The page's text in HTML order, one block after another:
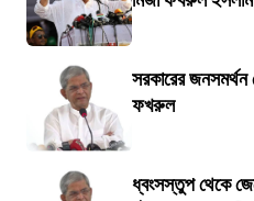
সরকারের জনসমর্থন
ফখরুল
ধ্বংসস্তুপ থেকে